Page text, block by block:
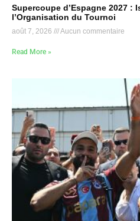
Supercoupe d’Espagne 2027 :
l’Organisation du Tournoi
août 7, 2026 Aucun commentaire
Read More »